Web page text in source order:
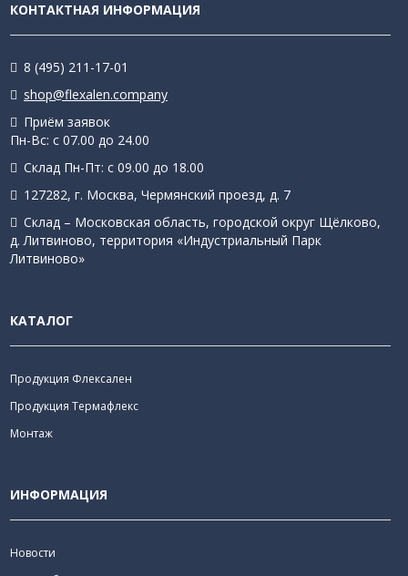
КОНТАКТНАЯ ИНФОРМАЦИЯ
8 (495) 211-17-01
shop@flexalen.company
Приём заявок
Пн-Вс: с 07.00 до 24.00
Склад Пн-Пт: с 09.00 до 18.00
127282, г. Москва, Чермянский проезд, д. 7
Склад – Московская область, городской округ Щёлково,
д. Литвиново, территория «Индустриальный Парк
Литвиново»
КАТАЛОГ
Продукция Флексален
Продукция Термафлекс
Монтаж
ИНФОРМАЦИЯ
Новости